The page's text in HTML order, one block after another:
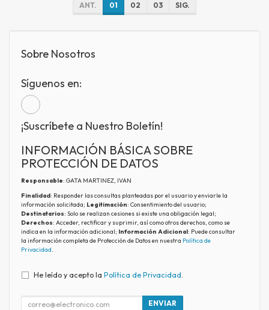
ANT. 01 02 03 SIG.
Sobre Nosotros
Síguenos en:
¡Suscríbete a Nuestro Boletín!
INFORMACIÓN BÁSICA SOBRE
PROTECCIÓN DE DATOS
Responsable: GATA MARTINEZ, IVAN
Finalidad: Responder las consultas planteadas por el usuario y enviarle la
información solicitada; Legitimación: Consentimiento del usuario;
Destinatarios: Solo se realizan cesiones si existe una obligación legal;
Derechos: Acceder, rectificar y suprimir, así como otros derechos, como se
indica en la información adicional; Información Adicional: Puede consultar
la información completa de Protección de Datos en nuestra Política de
Privacidad.
He leído y acepto la Política de Privacidad.
ENVIAR